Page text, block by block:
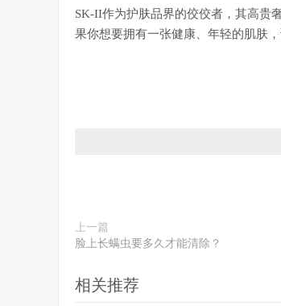
SK-II作为护肤品界的佼佼者，其高贵
果你想要拥有一张健康、年轻的肌肤
上一篇
脸上长螨虫要多久才能清除？
相关推荐